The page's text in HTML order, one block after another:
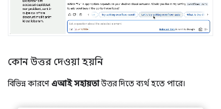
কোন উত্তর দেওয়া হয়নি
বিভিন্ন কারণে এআই সহায়তাউত্তর দিতে ব্যর্থ হতে পারে।